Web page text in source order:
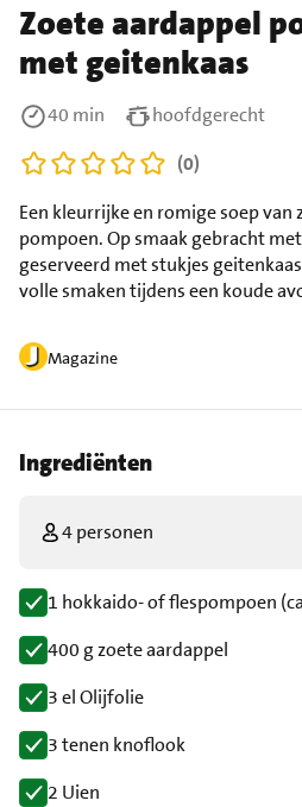
Zoete aardappel
met geitenkaas
Magazine
Een kleurrijke en romige soep van
pompoen. Op smaak gebracht
geserveerd met stukjes
volle smaken tijdens een koude
40 min
hoofdgerecht
(0)
Ingrediënten
4 personen
1 hokkaido- of flespompoen
400 g zoete aardappel
3 el Olijfolie
3 tenen knoflook
2 Uien